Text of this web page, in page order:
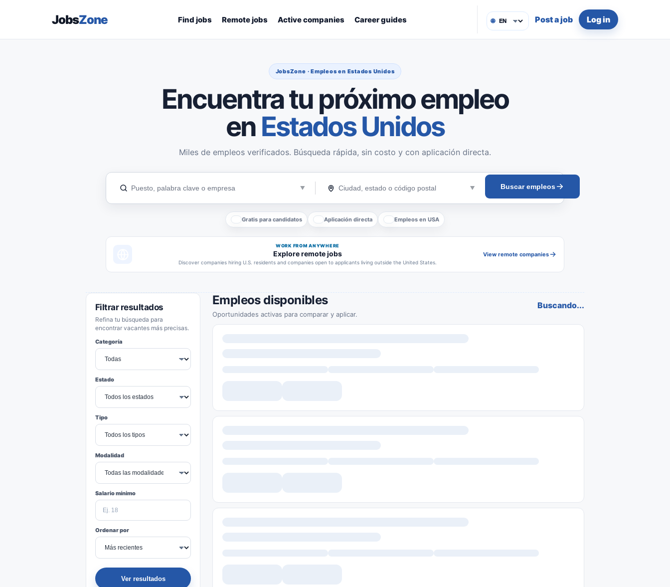
JobsZone Find jobs Remote jobs Active companies Career guides 🌐 Post a job Log in
JobsZone · Empleos en Estados Unidos
Encuentra tu próximo empleo
en Estados Unidos
Miles de empleos verificados. Búsqueda rápida, sin costo y con aplicación directa.
Buscar empleos
Gratis para candidatos Aplicación directa Empleos en USA
WORK FROM ANYWHERE
Explore remote jobs
Discover companies hiring U.S. residents and companies open to applicants living outside the United States.
View remote companies
Filtrar resultados
Refina tu búsqueda para
encontrar vacantes más precisas.
Categoría
Estado
Tipo
Modalidad
Salario mínimo
Ordenar por
Ver resultados
Empleos disponibles
Oportunidades activas para comparar y aplicar.
Buscando...